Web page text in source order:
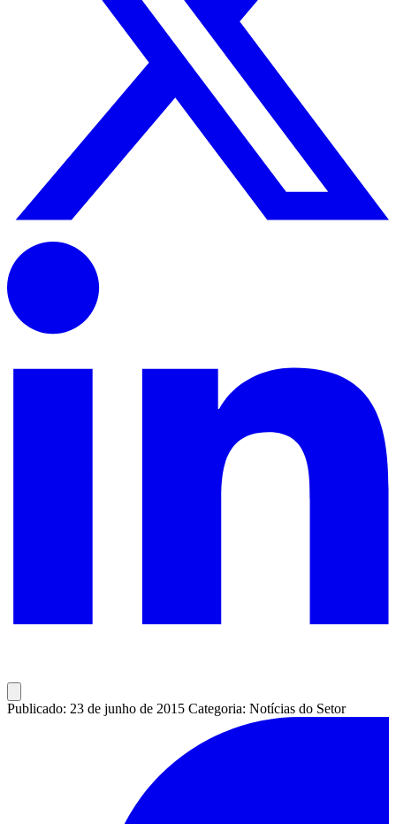
Publicado: 23 de junho de 2015 Categoria: Notícias do Setor